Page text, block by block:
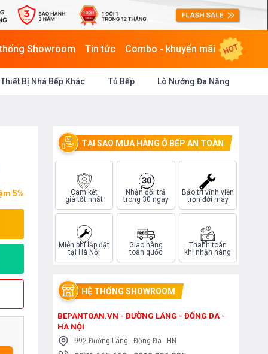
Showroom Tin tức Combo - khuyến mãi HOT
Thiết Bị Nhà Bếp Khác Tủ Bếp Lò Nướng Đa Năng
5%
TẠI SAO MUA HÀNG Ở BẾP AN TOÀN
Cam kết
giá tốt nhất
Nhận đổi trả
trong 30 ngày
Bảo trì vĩnh viễn
trọn đời máy
Miễn phí lắp đặt
tại Hà Nội
Giao hàng
toàn quốc
Thanh toán
khi nhận hàng
HỆ THỐNG SHOWROOM
BEPANTOAN.VN - ĐƯỜNG LÁNG - ĐỐNG ĐA -
HÀ NỘI
992 Đường Láng - Đống Đa - HN